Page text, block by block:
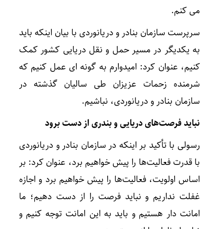
می کنم.
سرپرست سازمان بنادر و دریانوردی با بیان اینکه باید
به یکدیگر در مسیر حمل و نقل دریایی کشور کمک
کنیم، عنوان کرد: امیدوارم به گونه ای عمل کنیم که
شرمنده زحمات عزیزان طی سالیان گذشته در
سازمان بنادر و دریانوردی، نباشیم.
نباید فرصت‌های دریایی و بندری از دست برود
رسولی با تأکید بر اینکه در سازمان بنادر و دریانوردی
با قدرت فعالیت‌ها را پیش خواهیم برد، عنوان کرد: بر
اساس اولویت، فعالیت‌ها را پیش خواهیم برد و اجازه
غفلت نداریم و نباید فرصت را از دست دهیم؛ ما
امانت دار هستیم و باید به این امانت توجه کنیم و